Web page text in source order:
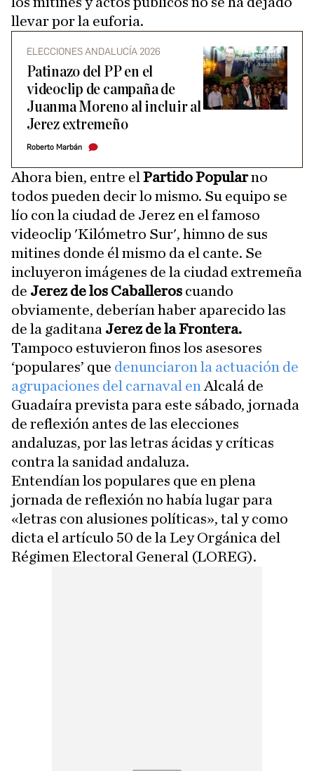
llevar por la euforia.
ELECCIONES ANDALUCÍA 2026
Patinazo del PP en el
videoclip de campaña de
Juanma Moreno al incluir al
Jerez extremeño
Roberto Marbán
Ahora bien, entre el Partido Popularno
todos pueden decir lo mismo. Su equipo se
lío con la ciudad de Jerez en el famoso
videoclip 'Kilómetro Sur', himno de sus
mitines donde él mismo da el cante. Se
incluyeron imágenes de la ciudad extremeña
de Jerez de los Caballeros cuando
obviamente, deberían haber aparecido las
de la gaditana Jerez de la Frontera.
Tampoco estuvieron finos los asesores
‘populares’ que denunciaron la actuación de
agrupaciones del carnaval en Alcalá de
Guadaíra prevista para este sábado, jornada
de reflexión antes de las elecciones
andaluzas, por las letras ácidas y críticas
contra la sanidad andaluza.
Entendían los populares que en plena
jornada de reflexión no había lugar para
«letras con alusiones políticas», tal y como
dicta el artículo 50 de la Ley Orgánica del
Régimen Electoral General (LOREG).